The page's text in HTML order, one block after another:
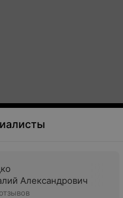
Александрович